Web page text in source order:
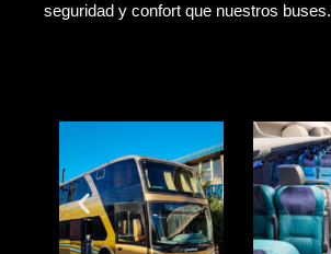
seguridad y confort que nuestros buses.